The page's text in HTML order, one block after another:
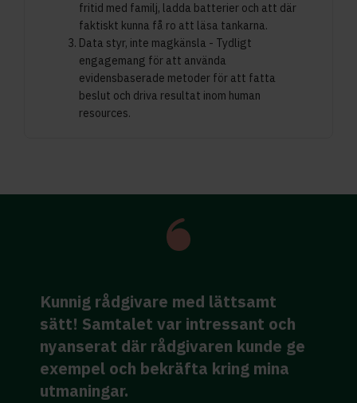
fritid med familj, ladda batterier och att där
faktiskt kunna få ro att läsa tankarna.
Data styr, inte magkänsla - Tydligt
engagemang för att använda
evidensbaserade metoder för att fatta
beslut och driva resultat inom human
resources.
Kunnig rådgivare med lättsamt
sätt! Samtalet var intressant och
nyanserat där rådgivaren kunde ge
exempel och bekräfta kring mina
utmaningar.